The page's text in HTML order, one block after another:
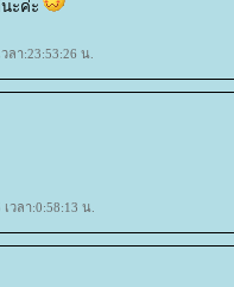
ะค่ะ
ลา:23:53:26 น.
วลา:0:58:13 น.